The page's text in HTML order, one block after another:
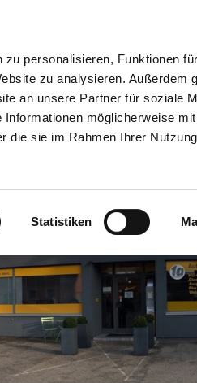
personalisieren, Funktionen
zu analysieren. Außerdem
an unsere Partner für soziale
möglicherweise
die sie im Rahmen Ihrer
Statistiken
Gästebuch